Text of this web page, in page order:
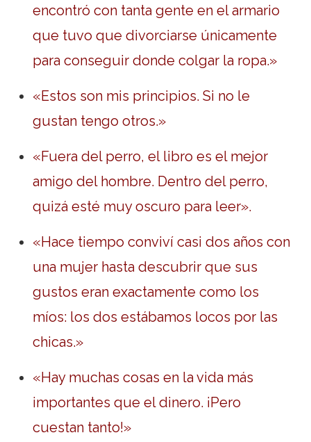
encontró con tanta gente en el armario
que tuvo que divorciarse únicamente
para conseguir donde colgar la ropa.»
«Estos son mis principios. Si no le
gustan tengo otros.»
«Fuera del perro, el libro es el mejor
amigo del hombre. Dentro del perro,
quizá esté muy oscuro para leer».
«Hace tiempo conviví casi dos años con
una mujer hasta descubrir que sus
gustos eran exactamente como los
míos: los dos estábamos locos por las
chicas.»
«Hay muchas cosas en la vida más
importantes que el dinero. ¡Pero
cuestan tanto!»